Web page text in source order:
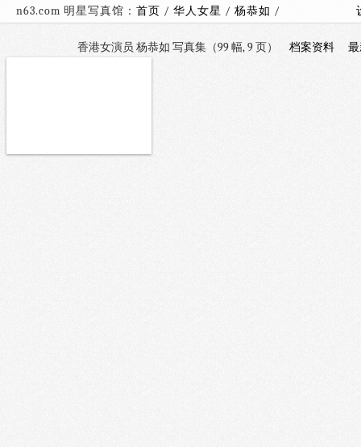
n63.com 明星写真馆： 首页 / 华人女星 / 杨恭如 /
香港女演员 杨恭如 写真集（99 幅, 9 页） 档案资料